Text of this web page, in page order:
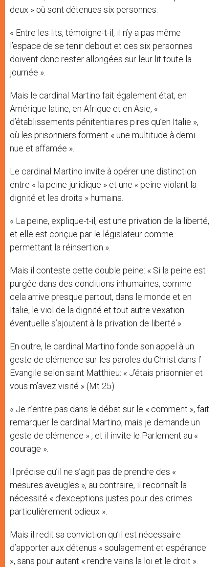
deux » où sont détenues six personnes.
« Entre les lits, témoigne-t-il, il n’y a pas même
l’espace de se tenir debout et ces six personnes
doivent donc rester allongées sur leur lit toute la
journée ».
Mais le cardinal Martino fait également état, en
Amérique latine, en Afrique et en Asie, «
d’établissements pénitentiaires pires qu’en Italie »,
où les prisonniers forment « une multitude à demi
nue et affamée ».
Le cardinal Martino invite à opérer une distinction
entre « la peine juridique » et une « peine violant la
dignité et les droits » humains.
« La peine, explique-t-il, est une privation de la liberté,
et elle est conçue par le législateur comme
permettant la réinsertion ».
Mais il conteste cette double peine: « Si la peine est
purgée dans des conditions inhumaines, comme
cela arrive presque partout, dans le monde et en
Italie, le viol de la dignité et tout autre vexation
éventuelle s’ajoutent à la privation de liberté ».
En outre, le cardinal Martino fonde son appel à un
geste de clémence sur les paroles du Christ dans l’
Evangile selon saint Matthieu: « J’étais prisonnier et
vous m’avez visité » (Mt 25).
« Je n’entre pas dans le débat sur le « comment », fait
remarquer le cardinal Martino, mais je demande un
geste de clémence » , et il invite le Parlement au «
courage ».
Il précise qu’il ne s’agit pas de prendre des «
mesures aveugles », au contraire, il reconnaît la
nécessité « d’exceptions justes pour des crimes
particulièrement odieux ».
Mais il redit sa conviction qu’il est nécessaire
d’apporter aux détenus « soulagement et espérance
», sans pour autant « rendre vains la loi et le droit ».